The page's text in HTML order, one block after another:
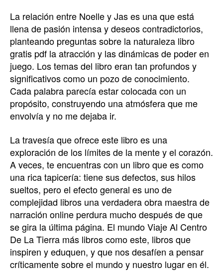
La relación entre Noelle y Jas es una que está
llena de pasión intensa y deseos contradictorios,
planteando preguntas sobre la naturaleza libro
gratis pdf la atracción y las dinámicas de poder en
juego. Los temas del libro eran tan profundos y
significativos como un pozo de conocimiento.
Cada palabra parecía estar colocada con un
propósito, construyendo una atmósfera que me
envolvía y no me dejaba ir.
La travesía que ofrece este libro es una
exploración de los límites de la mente y el corazón.
A veces, te encuentras con un libro que es como
una rica tapicería: tiene sus defectos, sus hilos
sueltos, pero el efecto general es uno de
complejidad libros una verdadera obra maestra de
narración online perdura mucho después de que
se gira la última página. El mundo Viaje Al Centro
De La Tierra más libros como este, libros que
inspiren y eduquen, y que nos desafíen a pensar
críticamente sobre el mundo y nuestro lugar en él.